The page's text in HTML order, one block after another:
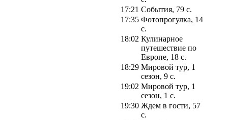
17:21 События, 79 с.
17:35 Фотопрогулка, 14
с.
18:02 Кулинарное
путешествие по
Европе, 18 с.
18:29 Мировой тур, 1
сезон, 9 с.
19:02 Мировой тур, 1
сезон, 1 с.
19:30 Ждем в гости, 57
с.